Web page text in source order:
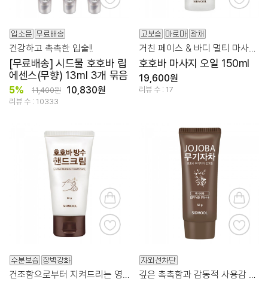
건강하고 촉촉한 입술!!
[무료배송] 시드물 호호바 립
에센스(무향) 13ml 3개 묶음
5% 11,400원 10,830원
리뷰 수 : 10333
거친 페이스 & 바디 멀티 마사지 케어
호호바 마사지 오일 150ml
19,600원
리뷰 수 : 17